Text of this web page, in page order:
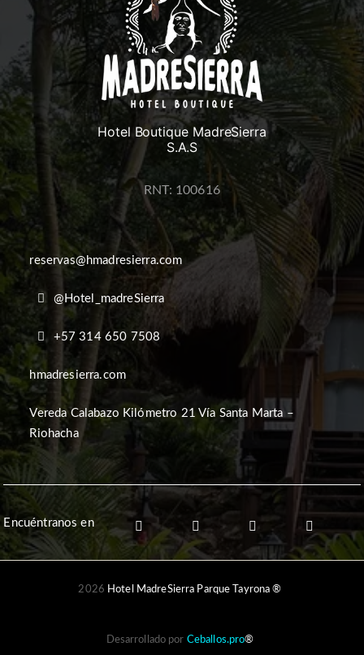
Hotel Boutique MadreSierra
S.A.S
RNT: 100616
reservas@hmadresierra.com
@Hotel_madreSierra
+57 314 650 7508
hmadresierra.com
Vereda Calabazo Kilómetro 21 Vía Santa Marta –
Riohacha
Encuéntranos en
2026 Hotel MadreSierra Parque Tayrona ®
Desarrollado por Ceballos.pro®